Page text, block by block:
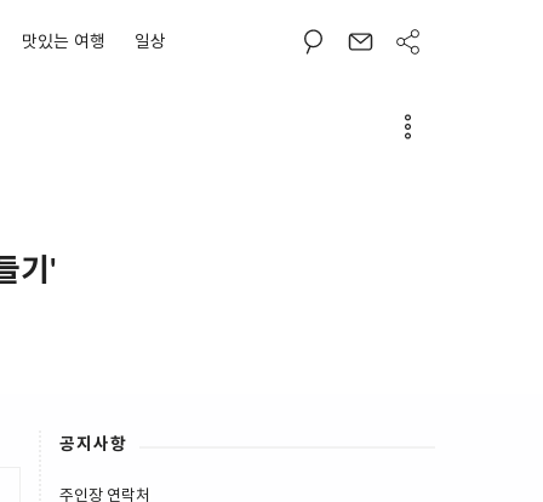
맛있는 여행 일상
기'
공지사항
주인장 연락처